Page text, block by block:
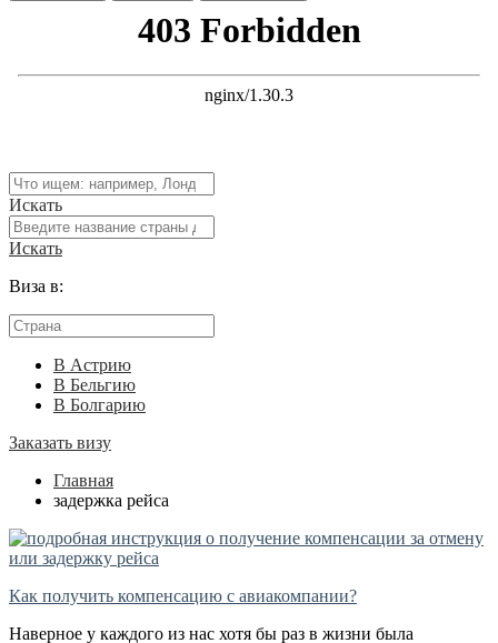
Искать
Искать
Виза в:
В Астрию
В Бельгию
В Болгарию
Заказать визу
Главная
задержка рейса
Как получить компенсацию с авиакомпании?
Наверное у каждого из нас хотя бы раз в жизни была